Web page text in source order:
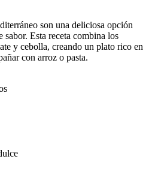
son una deliciosa opción
sabor. Esta receta combina los
y cebolla, creando un plato rico en
con arroz o pasta.